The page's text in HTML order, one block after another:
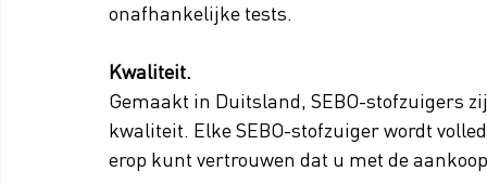
onafhankelijke tests.
Kwaliteit.
Gemaakt in Duitsland, SEBO-stofzuigers
kwaliteit. Elke SEBO-stofzuiger wordt
erop kunt vertrouwen dat u met de